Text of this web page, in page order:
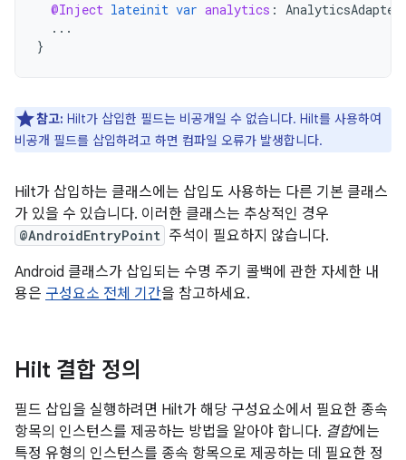
@Inject lateinit var analytics : AnalyticsAdapter
...
}
참고: Hilt가 삽입한 필드는 비공개일 수 없습니다. Hilt를 사용하여
비공개 필드를 삽입하려고 하면 컴파일 오류가 발생합니다.
Hilt가 삽입하는 클래스에는 삽입도 사용하는 다른 기본 클래스
가 있을 수 있습니다. 이러한 클래스는 추상적인 경우
@AndroidEntryPoint 주석이 필요하지 않습니다.
Android 클래스가 삽입되는 수명 주기 콜백에 관한 자세한 내
용은 구성요소 전체 기간을 참고하세요.
Hilt 결합 정의
필드 삽입을 실행하려면 Hilt가 해당 구성요소에서 필요한 종속
항목의 인스턴스를 제공하는 방법을 알아야 합니다. 결합에는
특정 유형의 인스턴스를 종속 항목으로 제공하는 데 필요한 정